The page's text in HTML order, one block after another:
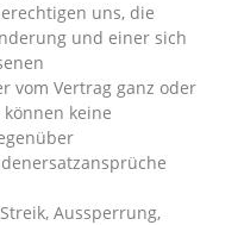
uns, die
und einer sich
vom Vertrag ganz oder
keine
Aussperrung,